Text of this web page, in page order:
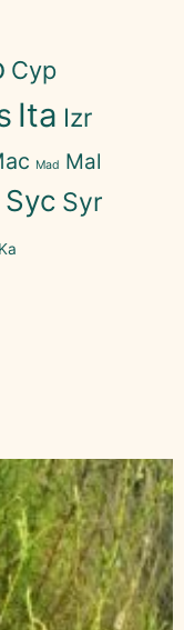
Cyp
Ita Izr
Mad Mal
Syc Syr